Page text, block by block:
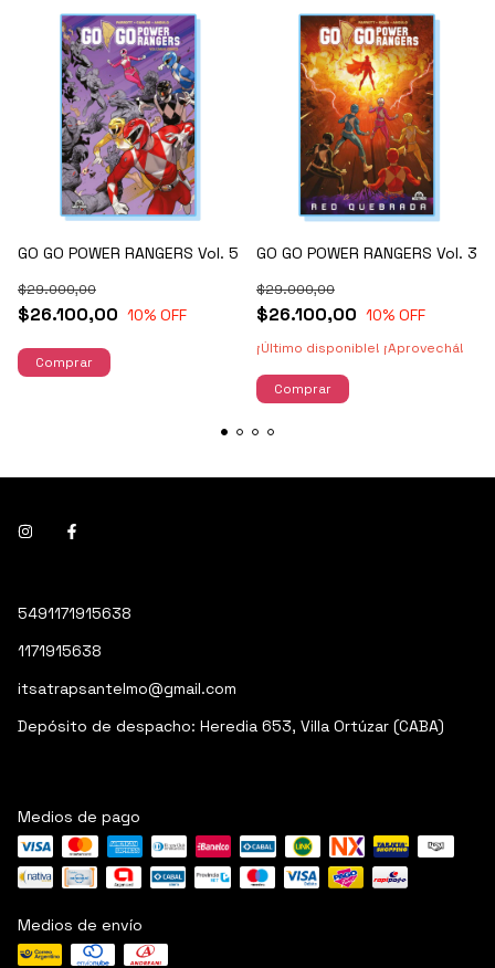
GO GO POWER RANGERS Vol. 5
$26.100,00
$29.000,00
10% OFF
GO GO POWER RANGERS Vol. 3
$26.100,00
$29.000,00
10% OFF
¡Último disponible! ¡Aprovechá!
5491171915638
1171915638
itsatrapsantelmo@gmail.com
Depósito de despacho: Heredia 653, Villa Ortúzar (CABA)
Medios de pago
Medios de envío